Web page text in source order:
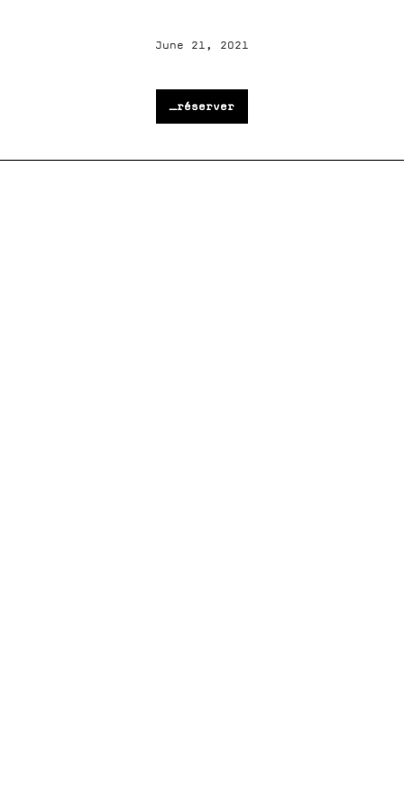
June 21, 2021
_réserver